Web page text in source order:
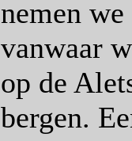
nemen
vanwaar
op de
bergen.